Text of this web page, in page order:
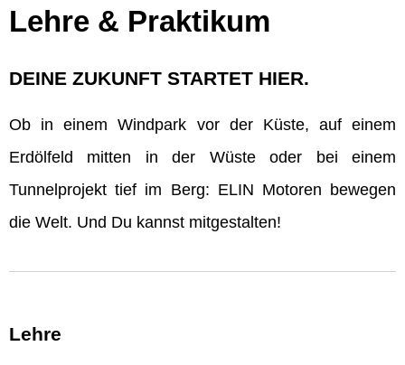
Lehre & Praktikum
DEINE ZUKUNFT STARTET HIER.
Ob in einem Windpark vor der Küste, auf einem
Erdölfeld mitten in der Wüste oder bei einem
Tunnelprojekt tief im Berg: ELIN Motoren bewegen
die Welt. Und Du kannst mitgestalten!
Lehre